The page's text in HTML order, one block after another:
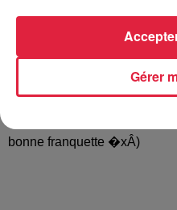
là bas avec votre spécialité
et un petit cadeau d’une
l’entrée . Puis place à la
bonne franquette �xÂ)
Gérer